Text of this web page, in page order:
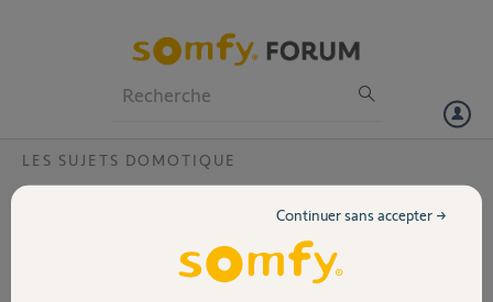
Volet
LES SUJETS DOMOTIQUE
Problème de connexion de deux capteurs
Je n'arrive plus à appareiller mon capteur température THERMIS ainsi
Continuer sans accepter →